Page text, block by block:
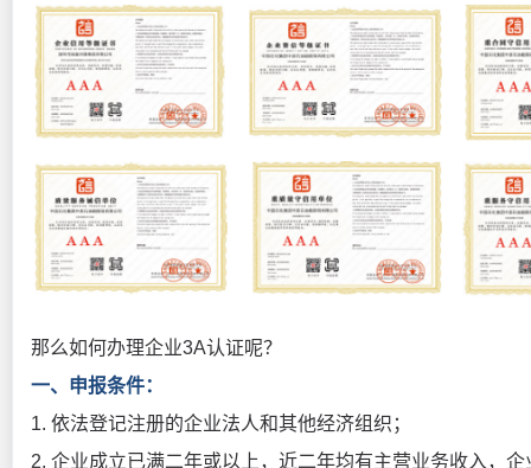
那么如何办理企业3A认证呢？
一、申报条件：
1. 依法登记注册的企业法人和其他经济组织；
2. 企业成立已满二年或以上，近二年均有主营业务收入，